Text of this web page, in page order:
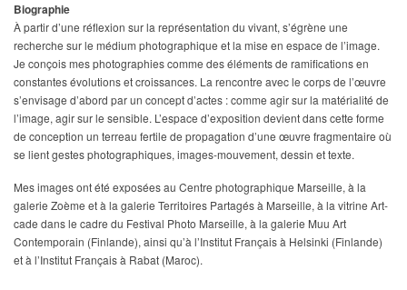
Biographie
À partir d’une réflexion sur la représentation du vivant, s’égrène une
recherche sur le médium photographique et la mise en espace de l’image.
Je conçois mes photographies comme des éléments de ramifications en
constantes évolutions et croissances. La rencontre avec le corps de l’œuvre
s’envisage d’abord par un concept d’actes : comme agir sur la matérialité de
l’image, agir sur le sensible. L’espace d’exposition devient dans cette forme
de conception un terreau fertile de propagation d’une œuvre fragmentaire où
se lient gestes photographiques, images-mouvement, dessin et texte.
Mes images ont été exposées au Centre photographique Marseille, à la
galerie Zoème et à la galerie Territoires Partagés à Marseille, à la vitrine Art-
cade dans le cadre du Festival Photo Marseille, à la galerie Muu Art
Contemporain (Finlande), ainsi qu’à l’Institut Français à Helsinki (Finlande)
et à l’Institut Français à Rabat (Maroc).